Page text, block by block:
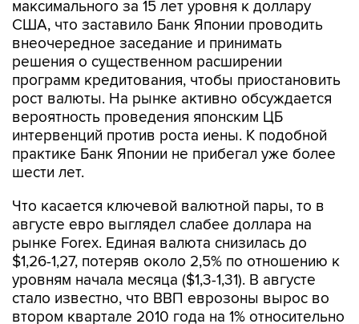
максимального за 15 лет уровня к доллару
США, что заставило Банк Японии проводить
внеочередное заседание и принимать
решения о существенном расширении
программ кредитования, чтобы приостановить
рост валюты. На рынке активно обсуждается
вероятность проведения японским ЦБ
интервенций против роста иены. К подобной
практике Банк Японии не прибегал уже более
шести лет.
Что касается ключевой валютной пары, то в
августе евро выглядел слабее доллара на
рынке Foreх. Единая валюта снизилась до
$1,26-1,27, потеряв около 2,5% по отношению к
уровням начала месяца ($1,3-1,31). В августе
стало известно, что ВВП еврозоны вырос во
втором квартале 2010 года на 1% относительно